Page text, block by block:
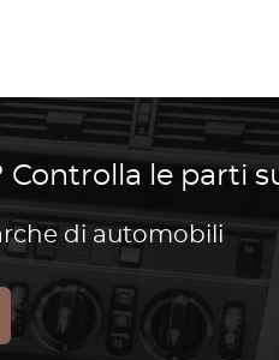
le parti
di automobili